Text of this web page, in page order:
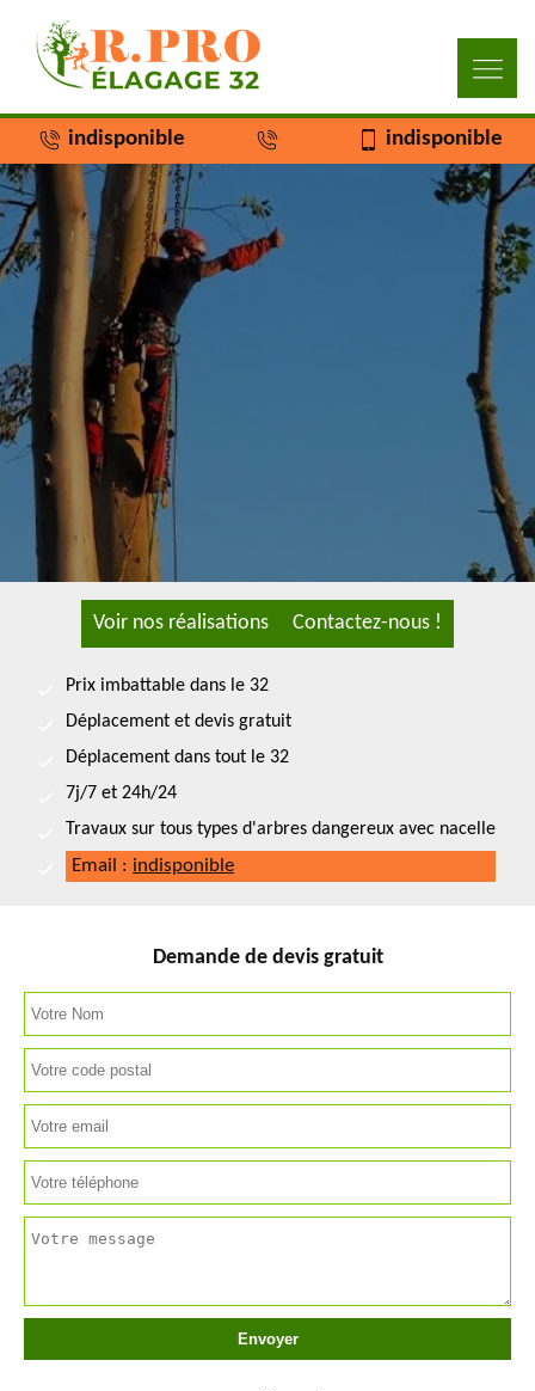
indisponible indisponible
Voir nos réalisations Contactez-nous !
Prix imbattable dans le 32
Déplacement et devis gratuit
Déplacement dans tout le 32
7j/7 et 24h/24
Travaux sur tous types d'arbres dangereux avec nacelle
Email : indisponible
Demande de devis gratuit